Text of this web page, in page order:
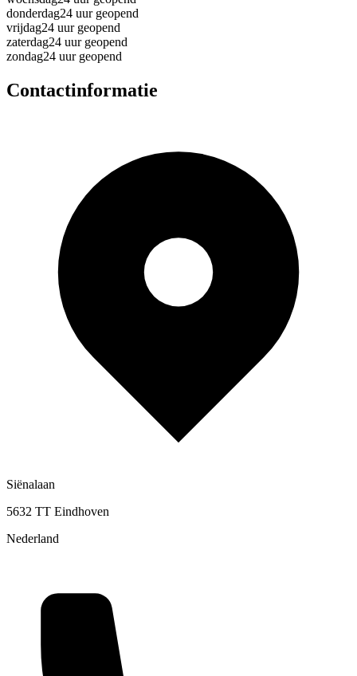
donderdag24 uur geopend
vrijdag24 uur geopend
zaterdag24 uur geopend
zondag24 uur geopend
Contactinformatie
Siënalaan
5632 TT Eindhoven
Nederland